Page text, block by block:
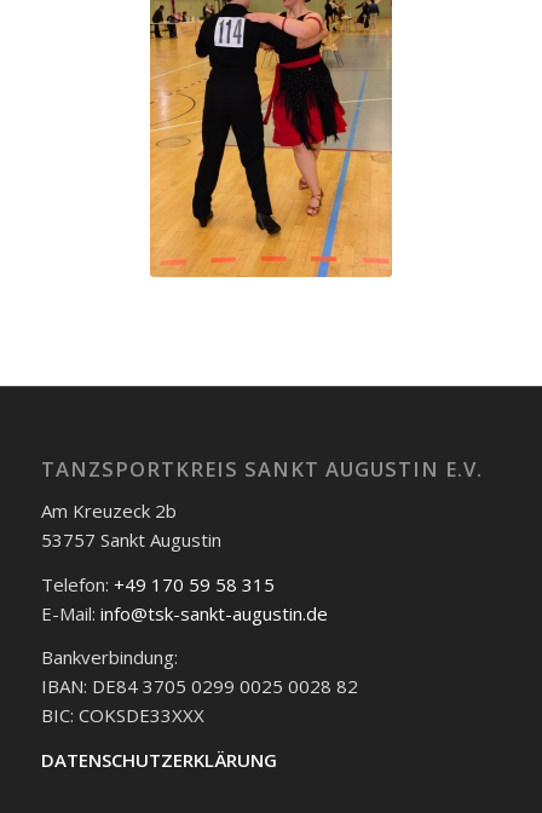
TANZSPORTKREIS SANKT AUGUSTIN E.V.
Am Kreuzeck 2b
53757 Sankt Augustin
Telefon: +49 170 59 58 315
E-Mail: info@tsk-sankt-augustin.de
Bankverbindung:
IBAN: DE84 3705 0299 0025 0028 82
BIC: COKSDE33XXX
DATENSCHUTZERKLÄRUNG